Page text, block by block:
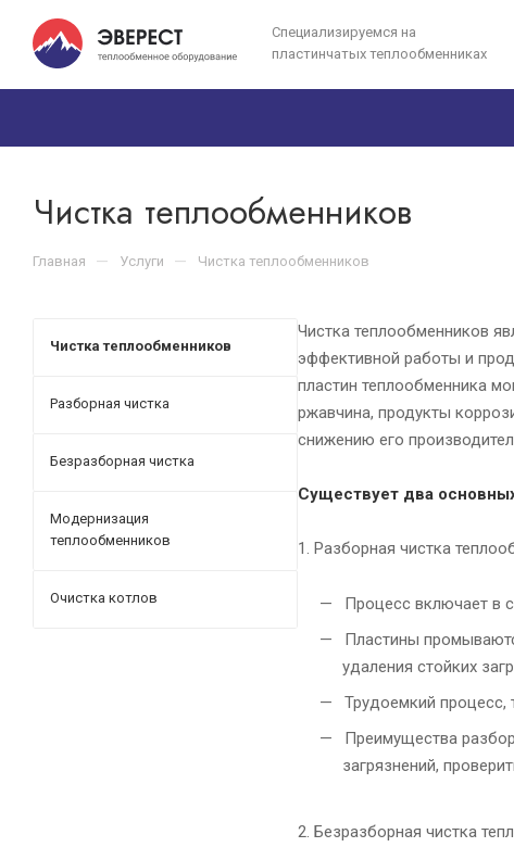
Специализируемся на
пластинчатых теплообменниках
Чистка теплообменников
Главная — Услуги — Чистка теплообменников
Чистка теплообменников
эффективной работы и
пластин теплообменника
ржавчина, продукты
снижению его
Существует два
1. Разборная чистка
Процесс включает в
Пластины
удаления стойких
Трудоемкий процесс,
Преимущества
загрязнений,
2. Безразборная чистка
Чистка теплообменников
Разборная чистка
Безразборная чистка
Модернизация
теплообменников
Очистка котлов